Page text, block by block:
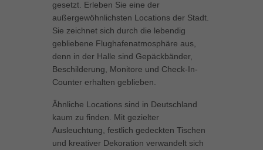
gesetzt. Erleben Sie eine der
außergewöhnlichsten Locations der Stadt.
Sie zeichnet sich durch die lebendig
gebliebene Flughafenatmosphäre aus,
denn in der Halle sind Gepäckbänder,
Beschilderung, Monitore und Check-In-
Counter erhalten geblieben.
Ähnliche Locations sind in Deutschland
kaum zu finden. Mit gezielter
Ausleuchtung, festlich gedeckten Tischen
und kreativer Dekoration verwandelt sich
können Ihre Einwilligung zu ganzen Kategorien geben oder sich
weitere Informationen anzeigen lassen und so nur bestimmte
Cookies auswählen.
Alle akzeptieren Speichern
Zurück
Essenziell (1)
Essenzielle Cookies ermöglichen grundlegende Funktionen und sind für
die einwandfreie Funktion der Website erforderlich.